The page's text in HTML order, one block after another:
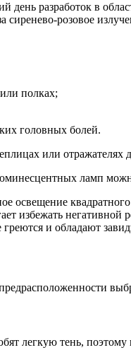
разработок в
розовое
полках;
головных болей.
или отражателях
ламп
освещение
избежать
и обладают
легкую тень,